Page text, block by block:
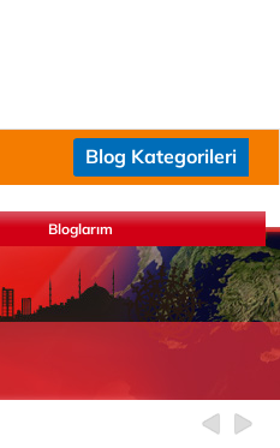
Blog Kategorileri
Bloglarım